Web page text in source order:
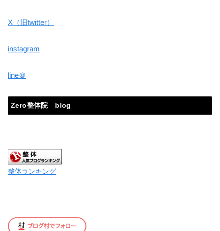
X（旧twitter）
instagram
line＠
Zero整体院 blog
整体ランキング